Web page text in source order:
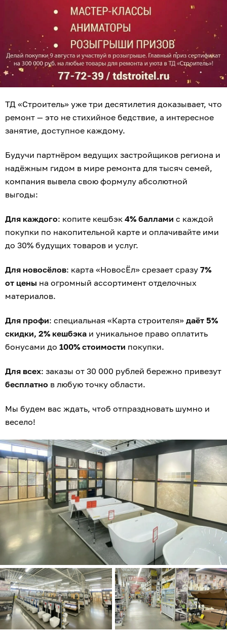
ТД «Строитель» уже три десятилетия доказывает, что
ремонт — это не стихийное бедствие, а интересное
занятие, доступное каждому.
Будучи партнёром ведущих застройщиков региона и
надёжным гидом в мире ремонта для тысяч семей,
компания вывела свою формулу абсолютной
выгоды:
Для каждого: копите кешбэк 4% баллами с каждой
покупки по накопительной карте и оплачивайте ими
до 30% будущих товаров и услуг.
Для новосёлов: карта «НовосЁл» срезает сразу 7%
от цены на огромный ассортимент отделочных
материалов.
Для профи: специальная «Карта строителя» даёт 5%
скидки, 2% кешбэка и уникальное право оплатить
бонусами до 100% стоимости покупки.
Для всех: заказы от 30 000 рублей бережно привезут
бесплатно в любую точку области.
Мы будем вас ждать, чтоб отпраздновать шумно и
весело!